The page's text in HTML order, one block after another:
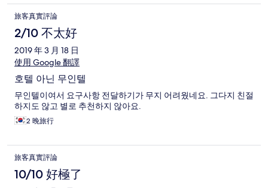
旅客真實評論
2/10 不太好
2019 年 3 月 18 日
使用 Google 翻譯
호텔 아닌 무인텔
무인텔이여서 요구사항 전달하기가 무지 어려웠네요. 그다지 친절
하지도 않고 별로 추천하지 않아요.
2 晚旅行
旅客真實評論
10/10 好極了